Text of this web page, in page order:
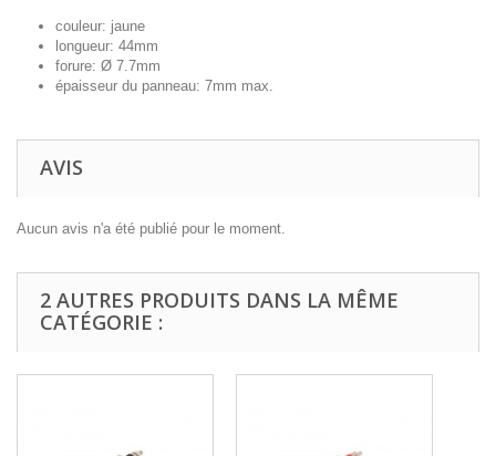
couleur: jaune
longueur: 44mm
forure: Ø 7.7mm
épaisseur du panneau: 7mm max.
AVIS
Aucun avis n'a été publié pour le moment.
2 AUTRES PRODUITS DANS LA MÊME
CATÉGORIE :